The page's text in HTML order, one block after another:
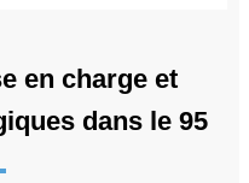
en charge et
dans le 95